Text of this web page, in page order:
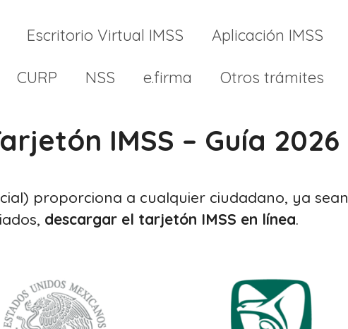
Escritorio Virtual IMSS Aplicación IMSS
CURP NSS e.firma Otros trámites
IMSS – Guía 2026
proporciona a cualquier ciudadano, ya sean
descargar el tarjetón IMSS en línea.